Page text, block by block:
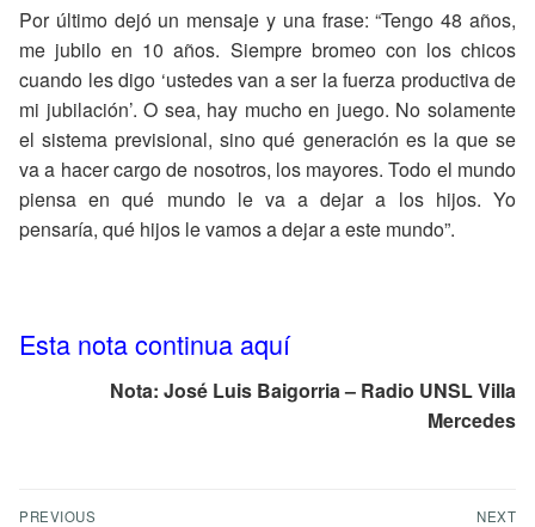
Por último dejó un mensaje y una frase: “Tengo 48 años,
me jubilo en 10 años. Siempre bromeo con los chicos
cuando les digo ‘ustedes van a ser la fuerza productiva de
mi jubilación’. O sea, hay mucho en juego. No solamente
el sistema previsional, sino qué generación es la que se
va a hacer cargo de nosotros, los mayores. Todo el mundo
piensa en qué mundo le va a dejar a los hijos. Yo
pensaría, qué hijos le vamos a dejar a este mundo”.
Esta nota continua aquí
Nota: José Luis Baigorria – Radio UNSL Villa
Mercedes
PREVIOUS NEXT